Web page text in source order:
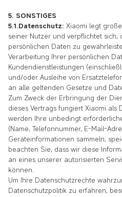
5. SONSTIGES
5.1.Datenschutz: Xiaomi legt
seiner Nutzer und verpflichtet sich,
persönlichen Daten zu
Verarbeitung Ihrer persönlichen
Kundendienstleistungen
und/oder Ausleihe von
an alle geltenden Gesetze und
Zum Zweck der Erbringung der
dieses Vertrags fungiert Xiaomi
werden Ihre unbedingt
(Name, Telefonnummer, E-Mail-
Geräteinformationen sammeln,
beachten Sie, dass wir diese
an eines unserer autorisierten
können.
Um Ihre Datenschutzrechte
Datenschutzpolitik zu erfahren,